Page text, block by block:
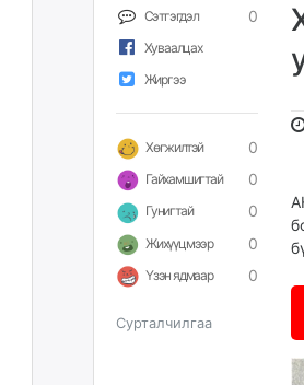
Сэтгэгдэл 0
Хуваалцах
Жиргээ
Хөгжилтэй 0
Гайхамшигтай 0
Гунигтай 0
Жихүүцмээр 0
Үзэн ядмаар 0
Сурталчилгаа